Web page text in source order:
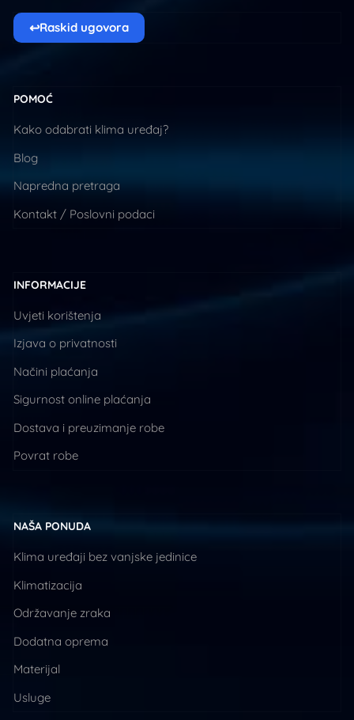
↩Raskid ugovora
POMOĆ
Kako odabrati klima uređaj?
Blog
Napredna pretraga
Kontakt / Poslovni podaci
INFORMACIJE
Uvjeti korištenja
Izjava o privatnosti
Načini plaćanja
Sigurnost online plaćanja
Dostava i preuzimanje robe
Povrat robe
NAŠA PONUDA
Klima uređaji bez vanjske jedinice
Klimatizacija
Održavanje zraka
Dodatna oprema
Materijal
Usluge